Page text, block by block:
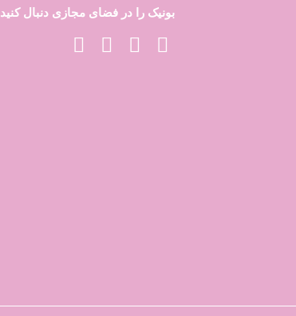
بونیک را در فضای مجازی دنبال کنید